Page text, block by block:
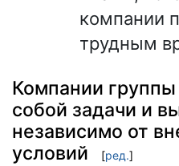
компании
трудным
Компании группы
собой задачи и
независимо от
условий
[ред.]